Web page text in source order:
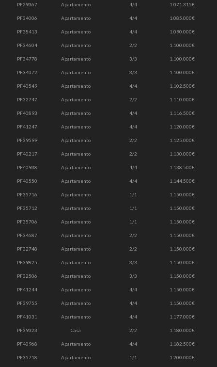
PF29367 Apartamento 4/4 1.071.315€
PF34006 Apartamento 4/4 1.085.000€
PF38413 Apartamento 4/4 1.090.000€
PF34604 Apartamento 2/2 1.100.000€
PF34778 Apartamento 3/3 1.100.000€
PF34072 Apartamento 3/3 1.100.000€
PF40549 Apartamento 4/4 1.102.500€
PF32747 Apartamento 2/2 1.110.000€
PF40893 Apartamento 4/4 1.116.500€
PF41247 Apartamento 4/4 1.120.000€
PF39599 Apartamento 2/2 1.125.000€
PF40217 Apartamento 2/2 1.130.000€
PF40938 Apartamento 4/4 1.138.500€
PF40550 Apartamento 4/4 1.144.500€
PF35716 Apartamento 1/1 1.150.000€
PF35712 Apartamento 1/1 1.150.000€
PF35706 Apartamento 1/1 1.150.000€
PF34687 Apartamento 2/2 1.150.000€
PF32748 Apartamento 2/2 1.150.000€
PF39825 Apartamento 3/3 1.150.000€
PF32506 Apartamento 3/3 1.150.000€
PF41244 Apartamento 4/4 1.150.000€
PF39755 Apartamento 4/4 1.150.000€
PF41031 Apartamento 4/4 1.177.000€
PF39323 Casa 2/2 1.180.000€
PF40968 Apartamento 4/4 1.182.500€
PF35718 Apartamento 1/1 1.200.000€